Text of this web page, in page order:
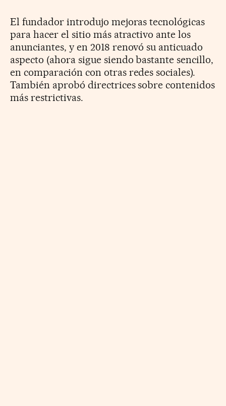
El fundador introdujo mejoras tecnológicas
para hacer el sitio más atractivo ante los
anunciantes, y en 2018 renovó su anticuado
aspecto (ahora sigue siendo bastante sencillo,
en comparación con otras redes sociales).
También aprobó directrices sobre contenidos
más restrictivas.